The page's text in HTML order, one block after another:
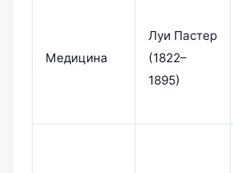
Медицина
Луи Пастер
(1822–
1895)